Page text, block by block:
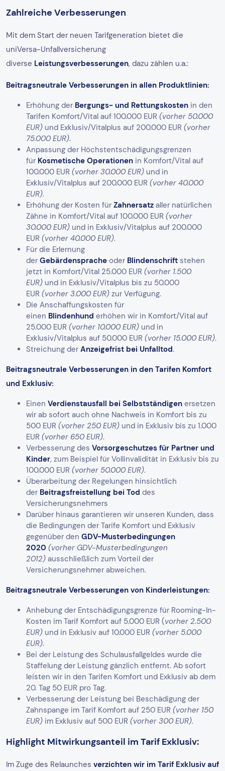
Zahlreiche Verbesserungen
Mit dem Start der neuen Tarifgeneration bietet die
uniVersa-Unfallversicherung
diverse Leistungsverbesserungen, dazu zählen u.a.:
Beitragsneutrale Verbesserungen in allen Produktlinien:
Erhöhung der Bergungs- und Rettungskosten in den
Tarifen Komfort/Vital auf 100.000 EUR (vorher 50.000
EUR) und Exklusiv/Vitalplus auf 200.000 EUR (vorher
75.000 EUR).
Anpassung der Höchstentschädigungsgrenzen
für Kosmetische Operationen in Komfort/Vital auf
100.000 EUR (vorher 30.000 EUR) und in
Exklusiv/Vitalplus auf 200.000 EUR (vorher 40.000
EUR).
Erhöhung der Kosten für Zahnersatz aller natürlichen
Zähne in Komfort/Vital auf 100.000 EUR (vorher
30.000 EUR) und in Exklusiv/Vitalplus auf 200.000
EUR (vorher 40.000 EUR).
Für die Erlernung
der Gebärdensprache oder Blindenschrift stehen
jetzt in Komfort/Vital 25.000 EUR (vorher 1.500
EUR) und in Exklusiv/Vitalplus bis zu 50.000
EUR (vorher 3.000 EUR) zur Verfügung.
Die Anschaffungskosten für
einen Blindenhund erhöhen wir in Komfort/Vital auf
25.000 EUR (vorher 10.000 EUR) und in
Exklusiv/Vitalplus auf 50.000 EUR (vorher 15.000 EUR).
Streichung der Anzeigefrist bei Unfalltod.
Beitragsneutrale Verbesserungen in den Tarifen Komfort
und Exklusiv:
Einen Verdienstausfall bei Selbstständigen ersetzen
wir ab sofort auch ohne Nachweis in Komfort bis zu
500 EUR (vorher 250 EUR) und in Exklusiv bis zu 1.000
EUR (vorher 650 EUR).
Verbesserung des Vorsorgeschutzes für Partner und
Kinder, zum Beispiel für Vollinvalidität in Exklusiv bis zu
100.000 EUR (vorher 50.000 EUR).
Überarbeitung der Regelungen hinsichtlich
der Beitragsfreistellung bei Tod des
Versicherungsnehmers
Darüber hinaus garantieren wir unseren Kunden, dass
die Bedingungen der Tarife Komfort und Exklusiv
gegenüber den GDV-Musterbedingungen
2020 (vorher GDV-Musterbedingungen
2012) ausschließlich zum Vorteil der
Versicherungsnehmer abweichen.
Beitragsneutrale Verbesserungen von Kinderleistungen:
Anhebung der Entschädigungsgrenze für Rooming-In-
Kosten im Tarif Komfort auf 5.000 EUR (vorher 2.500
EUR) und in Exklusiv auf 10.000 EUR (vorher 5.000
EUR).
Bei der Leistung des Schulausfallgeldes wurde die
Staffelung der Leistung gänzlich entfernt. Ab sofort
leisten wir in den Tarifen Komfort und Exklusiv ab dem
20. Tag 50 EUR pro Tag.
Verbesserung der Leistung bei Beschädigung der
Zahnspange im Tarif Komfort auf 250 EUR (vorher 150
EUR) im Exklusiv auf 500 EUR (vorher 300 EUR).
Highlight Mitwirkungsanteil im Tarif Exklusiv:
Im Zuge des Relaunches verzichten wir im Tarif Exklusiv auf